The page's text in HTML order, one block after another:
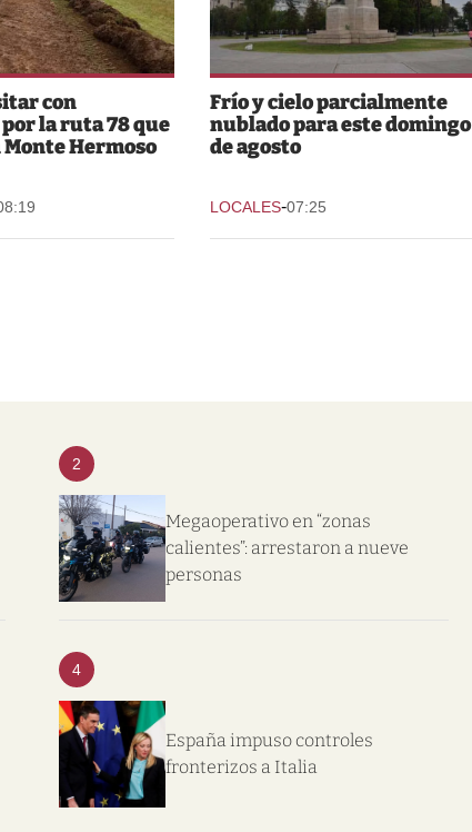
con
la ruta 78 que
Monte Hermoso
Frío y cielo parcialmente
nublado para este domingo
de agosto
LOCALES-07:25
2
Megaoperativo en “zonas
calientes”: arrestaron a nueve
personas
4
España impuso controles
fronterizos a Italia